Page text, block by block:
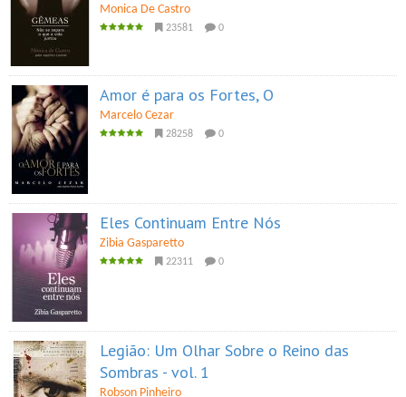
Monica De Castro
23581 0
Amor é para os Fortes, O
Marcelo Cezar
28258 0
Eles Continuam Entre Nós
Zibia Gasparetto
22311 0
Legião: Um Olhar Sobre o Reino das
Sombras - vol. 1
Robson Pinheiro